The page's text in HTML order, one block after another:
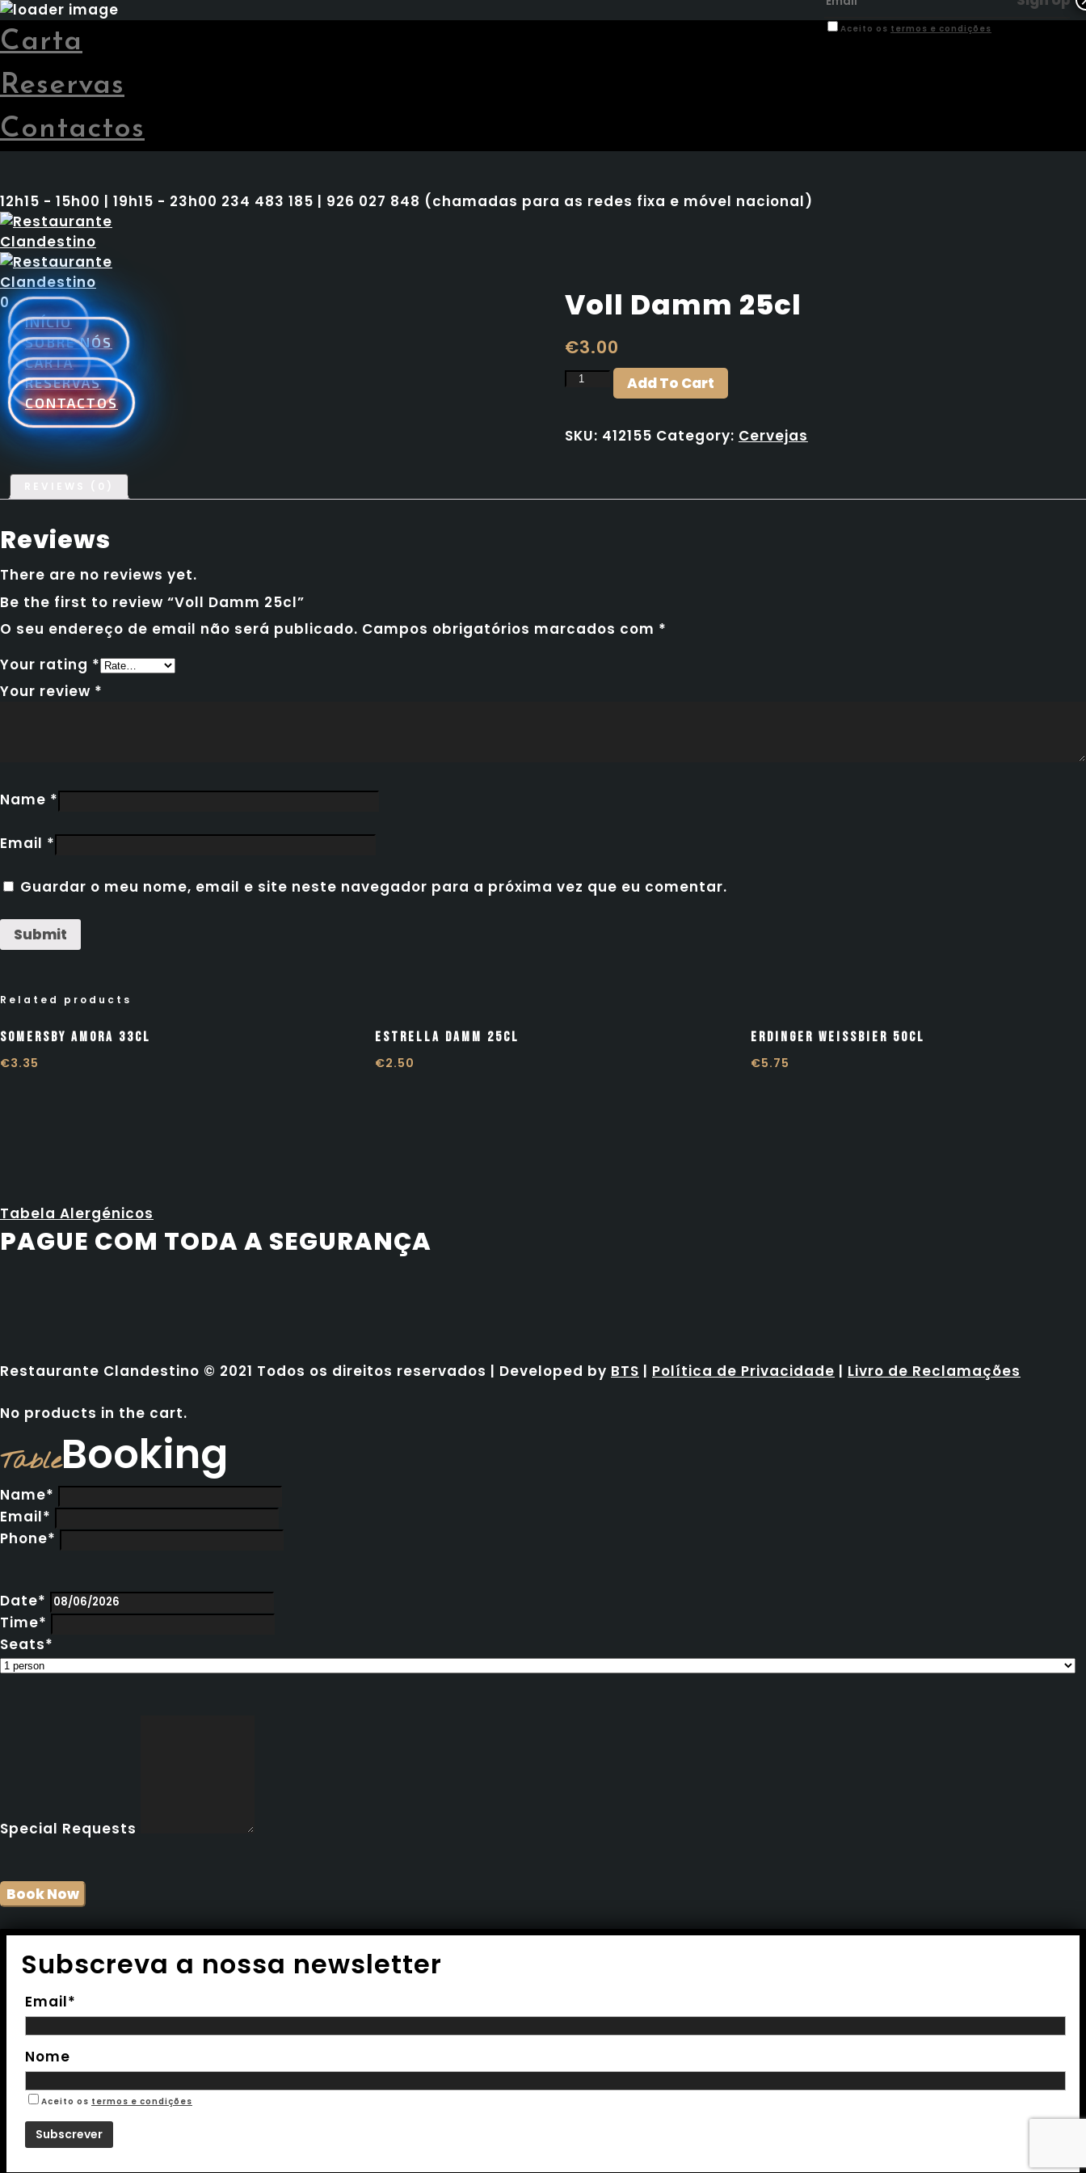
Carta
Reservas
Contactos
12h15 - 15h00 | 19h15 - 23h00 234 483 185 | 926 027 848 (chamadas para as redes fixa e móvel nacional)
0
INÍCIO
SOBRE NÓS
CARTA
RESERVAS
CONTACTOS
Voll Damm 25cl
€3.00
Voll
Damm
quantity
Add To Cart
SKU: 412155 Category: Cervejas
Reviews
There are no reviews yet.
Be the first to review “Voll Damm 25cl”
O seu endereço de email não será publicado. Campos obrigatórios marcados com *
Your rating *
Your review *
Name *
Email *
Guardar o meu nome, email e site neste navegador para a próxima vez que eu comentar.
Related products
Somersby Amora 33cl
€3.35
Estrella Damm 25cl
€2.50
Erdinger Weissbier 50cl
€5.75
Tabela Alergénicos
Aceito os termos e condições
PAGUE COM TODA A SEGURANÇA
Restaurante Clandestino © 2021 Todos os direitos reservados | Developed by BTS | Política de Privacidade | Livro de Reclamações
No products in the cart.
TableBooking
Name*
Email*
Phone*
Date*
Time*
Seats*
Special Requests
Subscreva a nossa newsletter
Email*
Nome
Aceito os termos e condições